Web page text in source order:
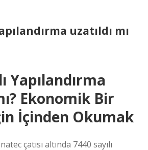
uzatıldı mı
Yapılandırma
Ekonomik Bir
İçinden Okumak
çatısı altında 7440 sayılı